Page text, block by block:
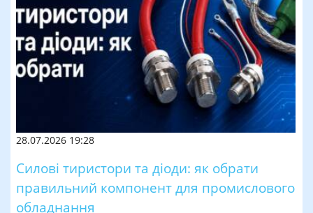
28.07.2026 19:28
Силові тиристори та діоди: як обрати
правильний компонент для промислового
обладнання